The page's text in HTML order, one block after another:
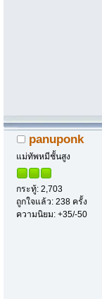
panuponk
แม่ทัพหมีชั้นสูง
กระทู้: 2,703
ถูกใจแล้ว: 238 ครั้ง
ความนิยม: +35/-50